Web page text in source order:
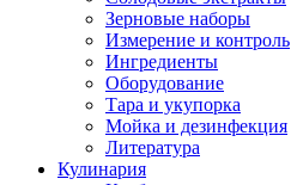
Зерновые наборы
Измерение и контроль
Ингредиенты
Оборудование
Тара и укупорка
Мойка и дезинфекция
Литература
Кулинария